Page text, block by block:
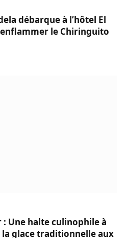
débarque à l’hôtel El
le Chiringuito
: Une halte culinophile à
glace traditionnelle aux